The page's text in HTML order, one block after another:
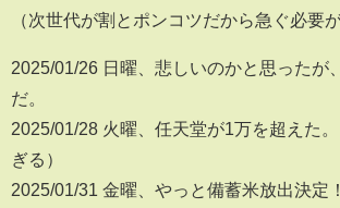
（次世代が割とポンコツだから急ぐ必要が
2025/01/26 日曜、悲しいのかと思ったが
だ。
2025/01/28 火曜、任天堂が1万を超えた
ぎる）
2025/01/31 金曜、やっと備蓄米放出決定！